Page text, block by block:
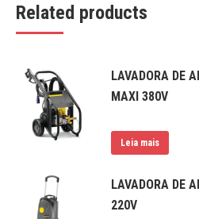
Related products
LAVADORA DE
MAXI 380V
Leia mais
LAVADORA DE
220V